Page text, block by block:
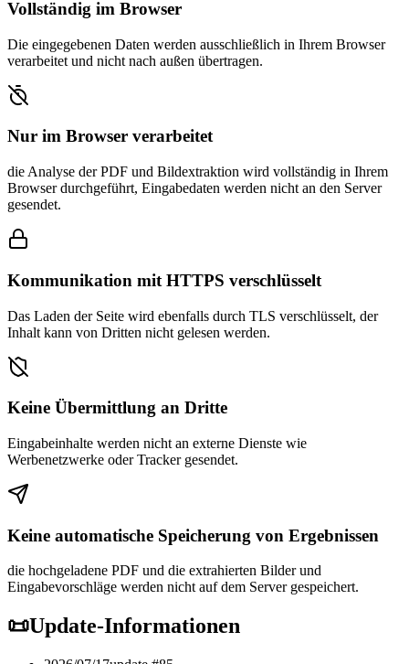
Vollständig im Browser
Die eingegebenen Daten werden ausschließlich in Ihrem Browser
verarbeitet und nicht nach außen übertragen.
Nur im Browser verarbeitet
die Analyse der PDF und Bildextraktion wird vollständig in Ihrem
Browser durchgeführt, Eingabedaten werden nicht an den Server
gesendet.
Kommunikation mit HTTPS verschlüsselt
Das Laden der Seite wird ebenfalls durch TLS verschlüsselt, der
Inhalt kann von Dritten nicht gelesen werden.
Keine Übermittlung an Dritte
Eingabeinhalte werden nicht an externe Dienste wie
Werbenetzwerke oder Tracker gesendet.
Keine automatische Speicherung von Ergebnissen
die hochgeladene PDF und die extrahierten Bilder und
Eingabevorschläge werden nicht auf dem Server gespeichert.
📜Update-Informationen